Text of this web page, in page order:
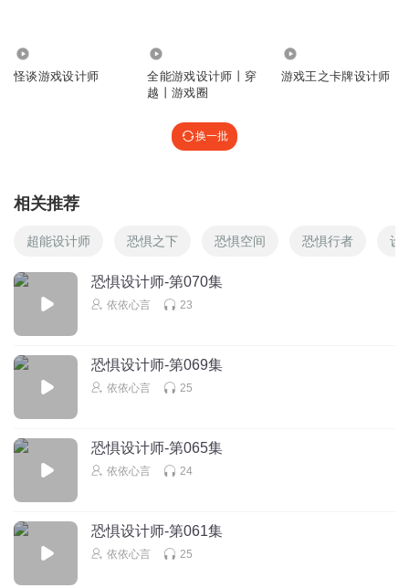
怪谈游戏设计师
全能游戏设计师丨穿
越丨游戏圈
游戏王之卡牌设计师
换一批
相关推荐
超能设计师 恐惧之下 恐惧空间 恐惧行者 设
恐惧设计师-第070集
依依心言 23
恐惧设计师-第069集
依依心言 25
恐惧设计师-第065集
依依心言 24
恐惧设计师-第061集
依依心言 25